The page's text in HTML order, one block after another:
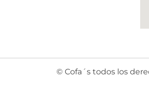
© Cofa´s todos los